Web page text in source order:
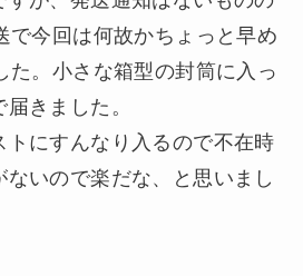
で今回は何故かちょっと早め
た。小さな箱型の封筒に入っ
きました。
トにすんなり入るので不在時
いので楽だな、と思いまし